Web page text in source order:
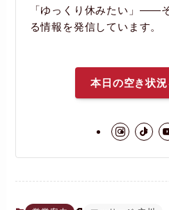
「ゆっくり休みたい」――
る情報を発信しています。
本日の空き状